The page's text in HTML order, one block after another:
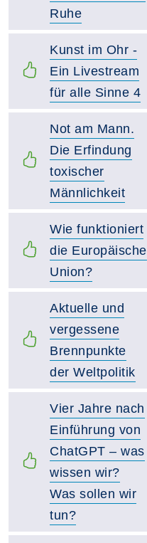
Ruhe
Kunst im Ohr -
Ein Livestream
für alle Sinne 4
Not am Mann.
Die Erfindung
toxischer
Männlichkeit
Wie funktioniert
die Europäische
Union?
Aktuelle und
vergessene
Brennpunkte
der Weltpolitik
Vier Jahre nach
Einführung von
ChatGPT – was
wissen wir?
Was sollen wir
tun?